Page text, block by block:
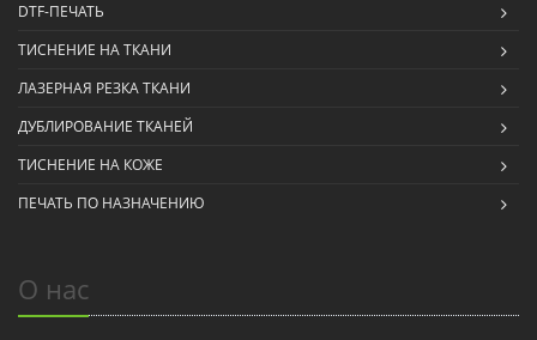
DTF-ПЕЧАТЬ
ТИСНЕНИЕ НА ТКАНИ
ЛАЗЕРНАЯ РЕЗКА ТКАНИ
ДУБЛИРОВАНИЕ ТКАНЕЙ
ТИСНЕНИЕ НА КОЖЕ
ПЕЧАТЬ ПО НАЗНАЧЕНИЮ
О нас